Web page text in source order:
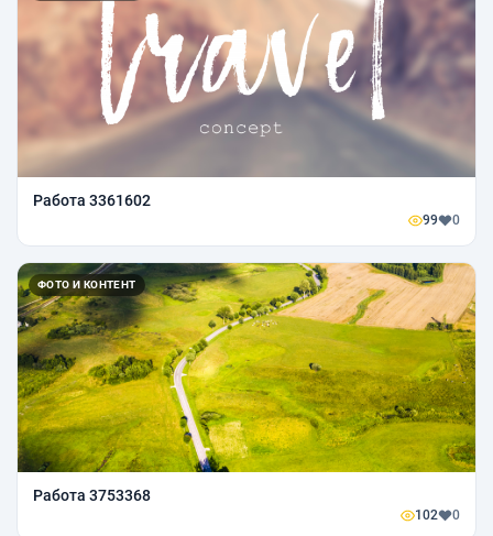
Работа 3361602
99 0
ФОТО И КОНТЕНТ
Работа 3753368
102 0